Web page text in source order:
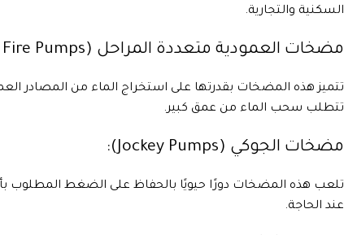
السكنية والتجارية.
مضخات العمودية متعددة المراحل (Vertical Turbine Fire Pumps):
تتميز هذه المضخات بقدرتها على استخراج الماء من المصادر
تتطلب سحب الماء من عمق كبير.
مضخات الجوكي (Jockey Pumps):
تلعب هذه المضخات دورًا حيويًا بالحفاظ على الضغط المطلوب
عند الحاجة.